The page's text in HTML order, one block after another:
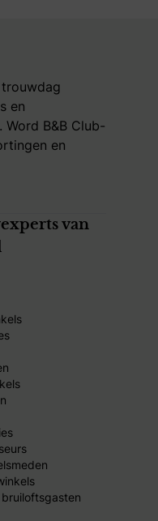
en
B&B Club-
en
van